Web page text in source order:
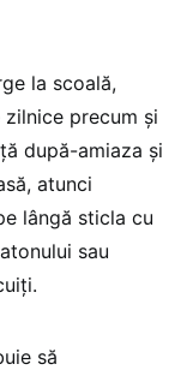
la scoală,
precum și
după-amiaza și
atunci
lângă sticla cu
sau
să